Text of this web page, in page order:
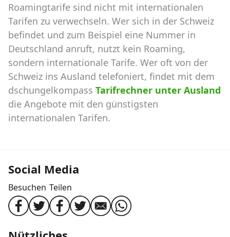
Roamingtarife sind nicht mit internationalen
Tarifen zu verwechseln. Wer sich in der Schweiz
befindet und zum Beispiel eine Nummer in
Deutschland anruft, nutzt kein Roaming,
sondern internationale Tarife. Wer oft von der
Schweiz ins Ausland telefoniert, findet mit dem
dschungelkompass Tarifrechner unter Ausland
die Angebote mit den günstigsten
internationalen Tarifen.
Social Media
Besuchen Teilen